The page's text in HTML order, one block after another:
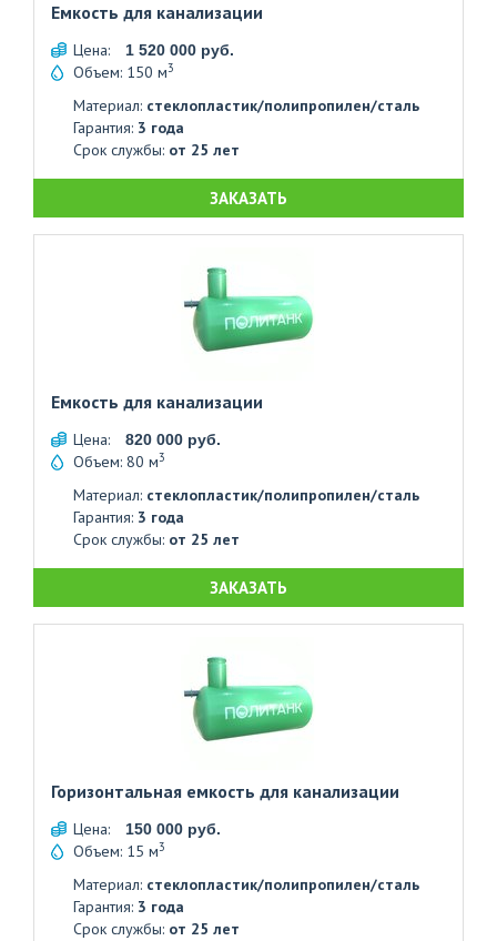
Емкость для канализации
Цена: 1 520 000 руб.
Объем: 150 м3
Материал: стеклопластик/полипропилен/сталь
Гарантия: 3 года
Срок службы: от 25 лет
ЗАКАЗАТЬ
Емкость для канализации
Цена: 820 000 руб.
Объем: 80 м3
Материал: стеклопластик/полипропилен/сталь
Гарантия: 3 года
Срок службы: от 25 лет
ЗАКАЗАТЬ
Горизонтальная емкость для канализации
Цена: 150 000 руб.
Объем: 15 м3
Материал: стеклопластик/полипропилен/сталь
Гарантия: 3 года
Срок службы: от 25 лет